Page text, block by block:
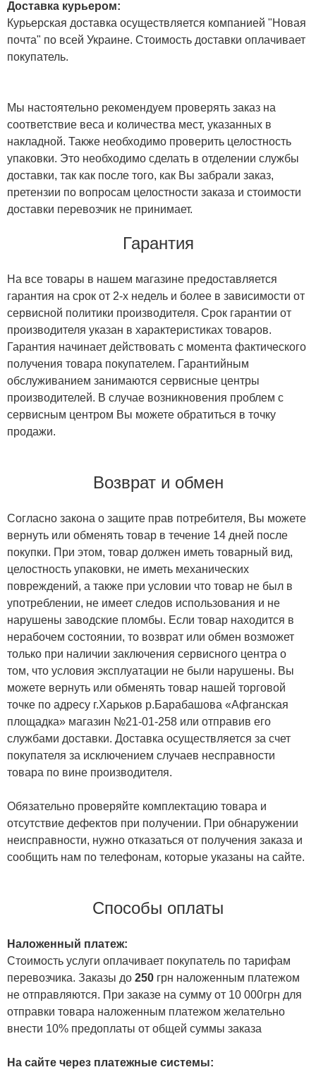
Доставка курьером:
Курьерская доставка осуществляется компанией "Новая
почта" по всей Украине. Стоимость доставки оплачивает
покупатель.
Мы настоятельно рекомендуем проверять заказ на
соответствие веса и количества мест, указанных в
накладной. Также необходимо проверить целостность
упаковки. Это необходимо сделать в отделении службы
доставки, так как после того, как Вы забрали заказ,
претензии по вопросам целостности заказа и стоимости
доставки перевозчик не принимает.
Гарантия
На все товары в нашем магазине предоставляется
гарантия на срок от 2-х недель и более в зависимости от
сервисной политики производителя. Срок гарантии от
производителя указан в характеристиках товаров.
Гарантия начинает действовать с момента фактического
получения товара покупателем. Гарантийным
обслуживанием занимаются сервисные центры
производителей. В случае возникновения проблем с
сервисным центром Вы можете обратиться в точку
продажи.
Возврат и обмен
Согласно закона о защите прав потребителя, Вы можете
вернуть или обменять товар в течение 14 дней после
покупки. При этом, товар должен иметь товарный вид,
целостность упаковки, не иметь механических
повреждений, а также при условии что товар не был в
употреблении, не имеет следов использования и не
нарушены заводские пломбы. Если товар находится в
нерабочем состоянии, то возврат или обмен возможет
только при наличии заключения сервисного центра о
том, что условия эксплуатации не были нарушены. Вы
можете вернуть или обменять товар нашей торговой
точке по адресу г.Харьков р.Барабашова «Афганская
площадка» магазин №21-01-258 или отправив его
службами доставки. Доставка осуществляется за счет
покупателя за исключением случаев несправности
товара по вине производителя.
Обязательно проверяйте комплектацию товара и
отсутствие дефектов при получении. При обнаружении
неисправности, нужно отказаться от получения заказа и
сообщить нам по телефонам, которые указаны на сайте.
Способы оплаты
Наложенный платеж:
Стоимость услуги оплачивает покупатель по тарифам
перевозчика. Заказы до 250 грн наложенным платежом
не отправляются. При заказе на сумму от 10 000грн для
отправки товара наложенным платежом желательно
внести 10% предоплаты от общей суммы заказа
На сайте через платежные системы: